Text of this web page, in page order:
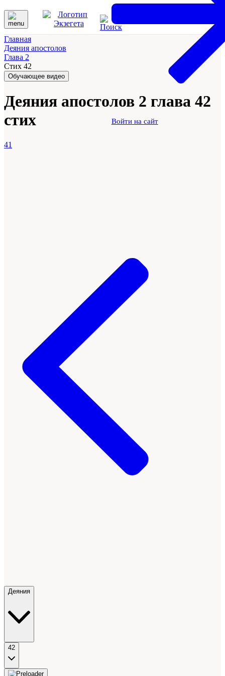
Войти на сайт
Главная
Деяния апостолов
Глава 2
Стих 42
Обучающее видео
Деяния апостолов 2 глава 42
стих
41
Деяния
42